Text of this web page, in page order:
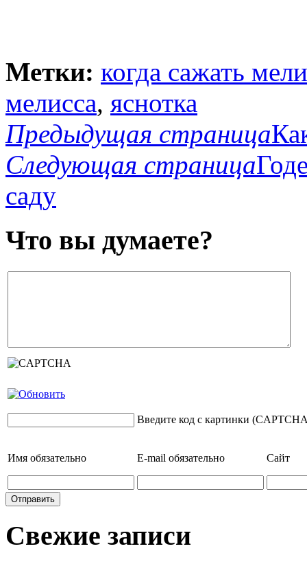
Метки: когда сажать
мелисса, яснотка
Предыдущая страница
Следующая страница
саду
Что вы думаете?
Введите код с картинки
Имя обязательно E-mail обязательно Сайт
Свежие записи